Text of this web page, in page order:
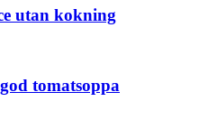
utan kokning
tomatsoppa